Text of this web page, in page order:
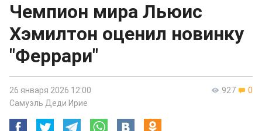
Чемпион мира Льюис
Хэмилтон оценил новинку
"Феррари"
927 0
26 января 2026 12:00
Самуэль Деди Ирие